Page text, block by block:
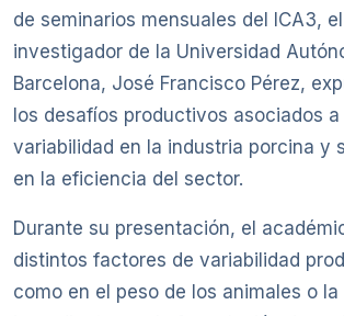
de seminarios mensuales del ICA3,
investigador de la Universidad
Barcelona, José Francisco Pérez,
los desafíos productivos asociados a
variabilidad en la industria porcina y
en la eficiencia del sector.
Durante su presentación, el
distintos factores de variabilidad
como en el peso de los animales o